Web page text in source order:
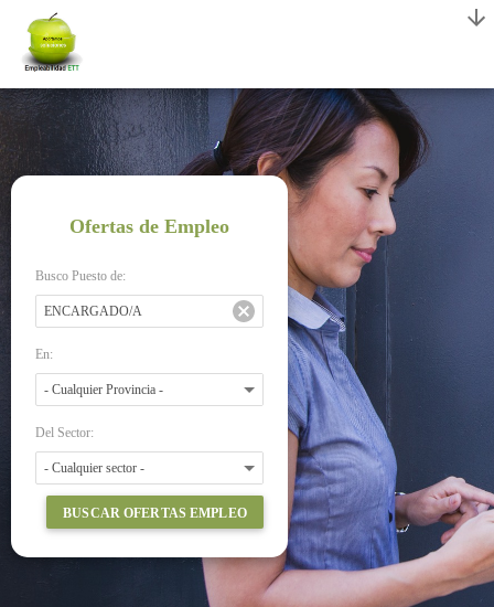
Ofertas de Empleo
Busco Puesto de:
En:
Del Sector:
BUSCAR OFERTAS EMPLEO